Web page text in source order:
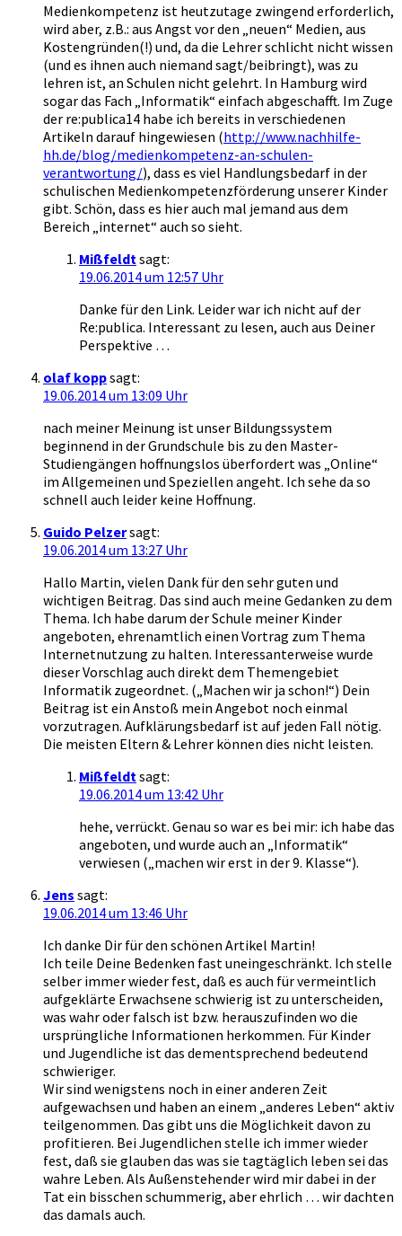
Medienkompetenz ist heutzutage zwingend erforderlich,
wird aber, z.B.: aus Angst vor den „neuen“ Medien, aus
Kostengründen(!) und, da die Lehrer schlicht nicht wissen
(und es ihnen auch niemand sagt/beibringt), was zu
lehren ist, an Schulen nicht gelehrt. In Hamburg wird
sogar das Fach „Informatik“ einfach abgeschafft. Im Zuge
der re:publica14 habe ich bereits in verschiedenen
Artikeln darauf hingewiesen (http://www.nachhilfe-
hh.de/blog/medienkompetenz-an-schulen-
verantwortung/), dass es viel Handlungsbedarf in der
schulischen Medienkompetenzförderung unserer Kinder
gibt. Schön, dass es hier auch mal jemand aus dem
Bereich „internet“ auch so sieht.
Mißfeldt sagt:
19.06.2014 um 12:57 Uhr
Danke für den Link. Leider war ich nicht auf der
Re:publica. Interessant zu lesen, auch aus Deiner
Perspektive …
olaf koppsagt:
19.06.2014 um 13:09 Uhr
nach meiner Meinung ist unser Bildungssystem
beginnend in der Grundschule bis zu den Master-
Studiengängen hoffnungslos überfordert was „Online“
im Allgemeinen und Speziellen angeht. Ich sehe da so
schnell auch leider keine Hoffnung.
Guido Pelzersagt:
19.06.2014 um 13:27 Uhr
Hallo Martin, vielen Dank für den sehr guten und
wichtigen Beitrag. Das sind auch meine Gedanken zu dem
Thema. Ich habe darum der Schule meiner Kinder
angeboten, ehrenamtlich einen Vortrag zum Thema
Internetnutzung zu halten. Interessanterweise wurde
dieser Vorschlag auch direkt dem Themengebiet
Informatik zugeordnet. („Machen wir ja schon!“) Dein
Beitrag ist ein Anstoß mein Angebot noch einmal
vorzutragen. Aufklärungsbedarf ist auf jeden Fall nötig.
Die meisten Eltern & Lehrer können dies nicht leisten.
Mißfeldt sagt:
19.06.2014 um 13:42 Uhr
hehe, verrückt. Genau so war es bei mir: ich habe das
angeboten, und wurde auch an „Informatik“
verwiesen („machen wir erst in der 9. Klasse“).
Jens sagt:
19.06.2014 um 13:46 Uhr
Ich danke Dir für den schönen Artikel Martin!
Ich teile Deine Bedenken fast uneingeschränkt. Ich stelle
selber immer wieder fest, daß es auch für vermeintlich
aufgeklärte Erwachsene schwierig ist zu unterscheiden,
was wahr oder falsch ist bzw. herauszufinden wo die
ursprüngliche Informationen herkommen. Für Kinder
und Jugendliche ist das dementsprechend bedeutend
schwieriger.
Wir sind wenigstens noch in einer anderen Zeit
aufgewachsen und haben an einem „anderes Leben“ aktiv
teilgenommen. Das gibt uns die Möglichkeit davon zu
profitieren. Bei Jugendlichen stelle ich immer wieder
fest, daß sie glauben das was sie tagtäglich leben sei das
wahre Leben. Als Außenstehender wird mir dabei in der
Tat ein bisschen schummerig, aber ehrlich … wir dachten
das damals auch.